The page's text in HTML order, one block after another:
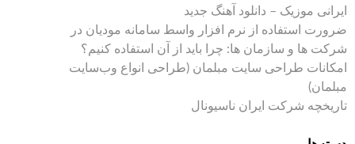
ایرانی موزیک – دانلود آهنگ جدید
ضرورت استفاده از نرم افزار واسط سامانه مودیان در
شرکت ها و سازمان ها: چرا باید از آن استفاده کنیم؟
امکانات طراحی سایت مبلمان (طراحی انواع وب‌سایت
مبلمان)
تاریخچه شرکت ایران ناسیونال